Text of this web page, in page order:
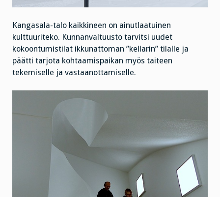
Kangasala-talo kaikkineen on ainutlaatuinen
kulttuuriteko. Kunnanvaltuusto tarvitsi uudet
kokoontumistilat ikkunattoman ”kellarin” tilalle ja
päätti tarjota kohtaamispaikan myös taiteen
tekemiselle ja vastaanottamiselle.